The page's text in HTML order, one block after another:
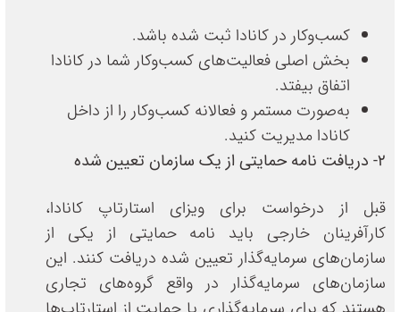
کسب‌وکار در کانادا ثبت شده باشد.
بخش اصلی فعالیت‌های کسب‌وکار شما در کانادا
اتفاق بیفتد.
به‌صورت مستمر و فعالانه کسب‌وکار را از داخل
کانادا مدیریت کنید.
2- دریافت نامه حمایتی از یک سازمان تعیین شده
قبل از درخواست برای ویزای استارتاپ کانادا،
کارآفرینان خارجی باید نامه حمایتی از یکی از
سازمان‌های سرمایه‌گذار تعیین شده دریافت کنند. این
سازمان‌های سرمایه‌گذار در واقع گروه‌های تجاری